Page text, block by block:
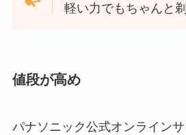
軽い力でもちゃんと
値段が高め
パナソニック公式オンライン